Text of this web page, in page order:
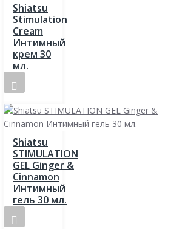
Shiatsu
Stimulation
Cream
Интимный
крем 30
мл.
Shiatsu
STIMULATION
GEL Ginger &
Cinnamon
Интимный
гель 30 мл.